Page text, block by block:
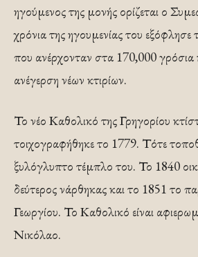
ηγούµενος της µονής ορίζεται ο
χρόνια της ηγουµενίας του εξόφλησε
που ανέρχονταν στα 170,000 γρόσια
ανέγερση νέων κτιρίων.
Το νέο Καθολικό της Γρηγορίου
τοιχογραφήθηκε το 1779. Τότε
ξυλόγλυπτο τέµπλο του. Το 1840
δεύτερος νάρθηκας και το 1851 το
Γεωργίου. Το Καθολικό είναι
Νικόλαο.